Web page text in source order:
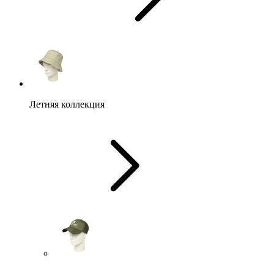
Летняя коллекция